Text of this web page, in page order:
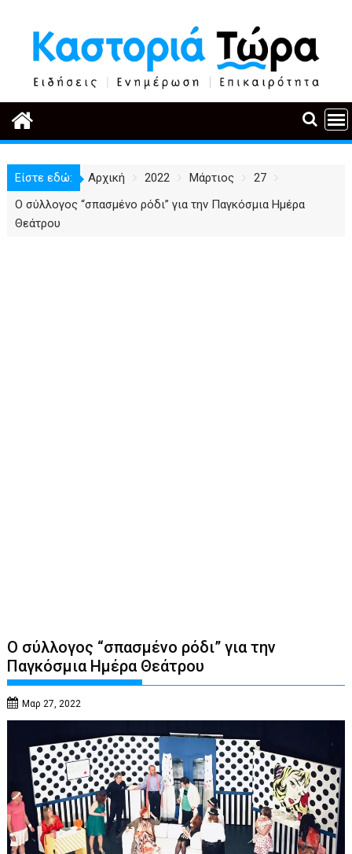
περιεχόμενο
Είστε εδώ: Αρχική 2022 Μάρτιος
27
Ο σύλλογος “σπασμένο ρόδι” για την Παγκόσμια Ημέρα
Θεάτρου
Ο σύλλογος “σπασμένο ρόδι” για την
Παγκόσμια Ημέρα Θεάτρου
Μαρ 27, 2022